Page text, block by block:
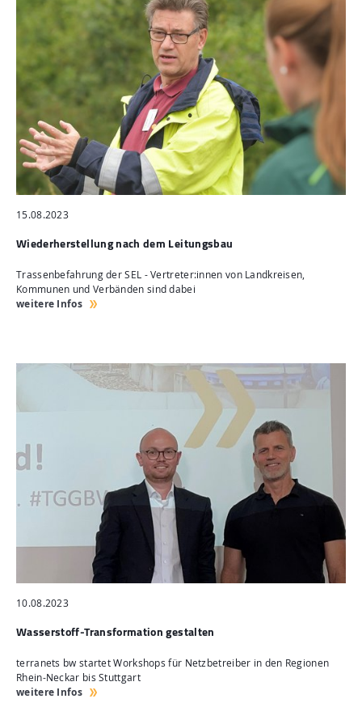
15.08.2023
Wiederherstellung nach dem Leitungsbau
Trassenbefahrung der SEL - Vertreter:innen von Landkreisen,
Kommunen und Verbänden sind dabei
weitere Infos
10.08.2023
Wasserstoff-Transformation gestalten
terranets bw startet Workshops für Netzbetreiber in den Regionen
Rhein-Neckar bis Stuttgart
weitere Infos